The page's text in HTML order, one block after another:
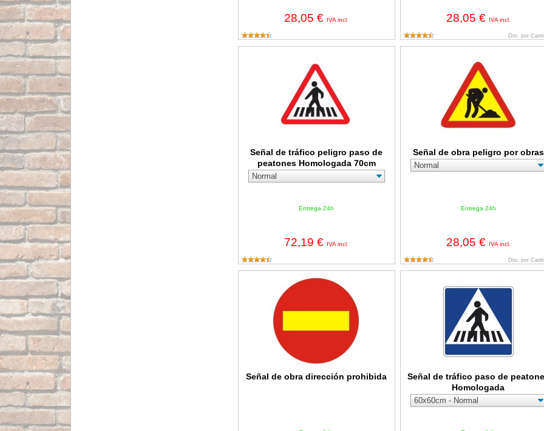
28,05 € IVA incl. 28,05 € IVA incl.
Dto. por
Señal de tráfico peligro paso de
peatones Homologada 70cm
Entrega 24h
72,19 € IVA incl.
Señal de obra peligro por obras
Entrega 24h
28,05 € IVA incl.
Dto. por
Señal de obra dirección prohibida
Señal de obra dirección prohibida
Señal de tráfico paso de
Homologada